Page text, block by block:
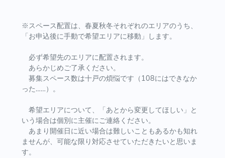
※スペース配置は、春夏秋冬それぞれのエリアのうち、
「お申込後に手動で希望エリアに移動」します。
必ず希望先のエリアに配置されます。
あらかじめご了承ください。
募集スペース数は十戸の煩悩です（108にはできなか
った……）。
希望エリアについて、「あとから変更してほしい」と
いう場合は個別に主催にご連絡ください。
あまり開催日に近い場合は難しいこともあるかも知れ
ませんが、可能な限り対応させていただきたいと思いま
す。